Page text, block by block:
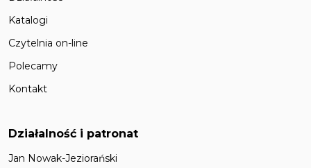
Katalogi
Czytelnia on-line
Polecamy
Kontakt
Działalność i patronat
Jan Nowak-Jeziorański